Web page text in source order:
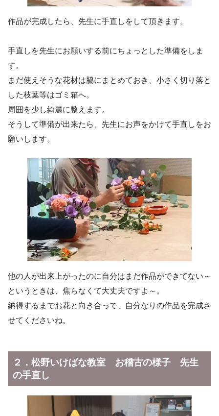
作品が完成したら、先生に手直しをして頂きます。
手直しを先生にお願いする前にちょっとした準備をしま
す。
まだ使えそうな花材は脇にまとめておき、小さく切り落と
した枝葉等はゴミ箱へ。
周囲を少し綺麗に整えます。
そうして準備が出来たら、先生にお声をかけて手直しをお
願いします。
他の人が出来上がったのに自分はまだ作品ができてない～
というときは、焦らなくて大丈夫ですよ～。
納得するまでお花と向き合って、自分なりの作品を完成さ
せてくださいね。
２．松野いけばな教室 お稽古の様子 先生
の手直し